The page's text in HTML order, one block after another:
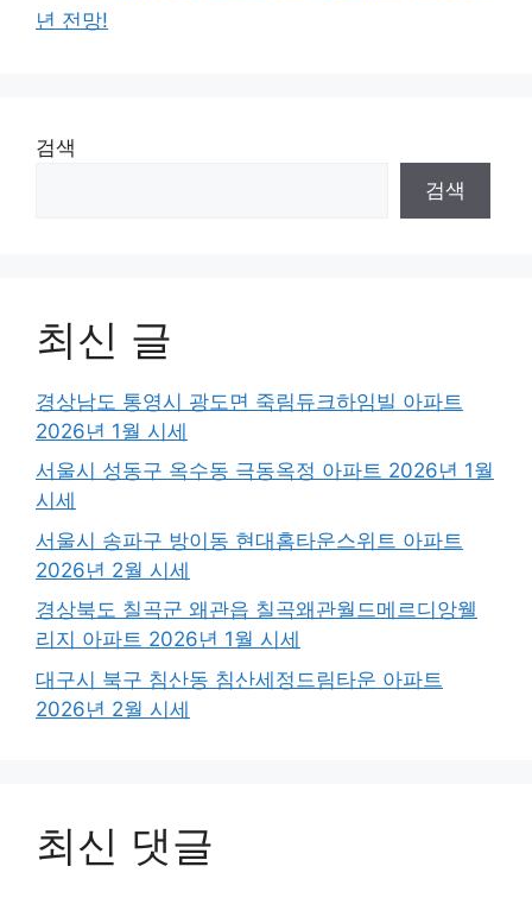
년 전망!
검색
검색
최신 글
경상남도 통영시 광도면 죽림듀크하임빌 아파트
2026년 1월 시세
서울시 성동구 옥수동 극동옥정 아파트 2026년 1월
시세
서울시 송파구 방이동 현대홈타운스위트 아파트
2026년 2월 시세
경상북도 칠곡군 왜관읍 칠곡왜관월드메르디앙웰
리지 아파트 2026년 1월 시세
대구시 북구 침산동 침산세정드림타운 아파트
2026년 2월 시세
최신 댓글